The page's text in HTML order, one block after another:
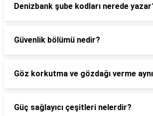
Denizbank şube kodları nerede
Güvenlik bölümü nedir?
Göz korkutma ve gözdağı verme
Güç sağlayıcı çeşitleri nelerdir?